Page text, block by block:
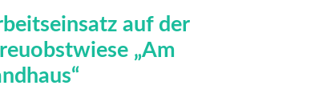
auf der
„Am